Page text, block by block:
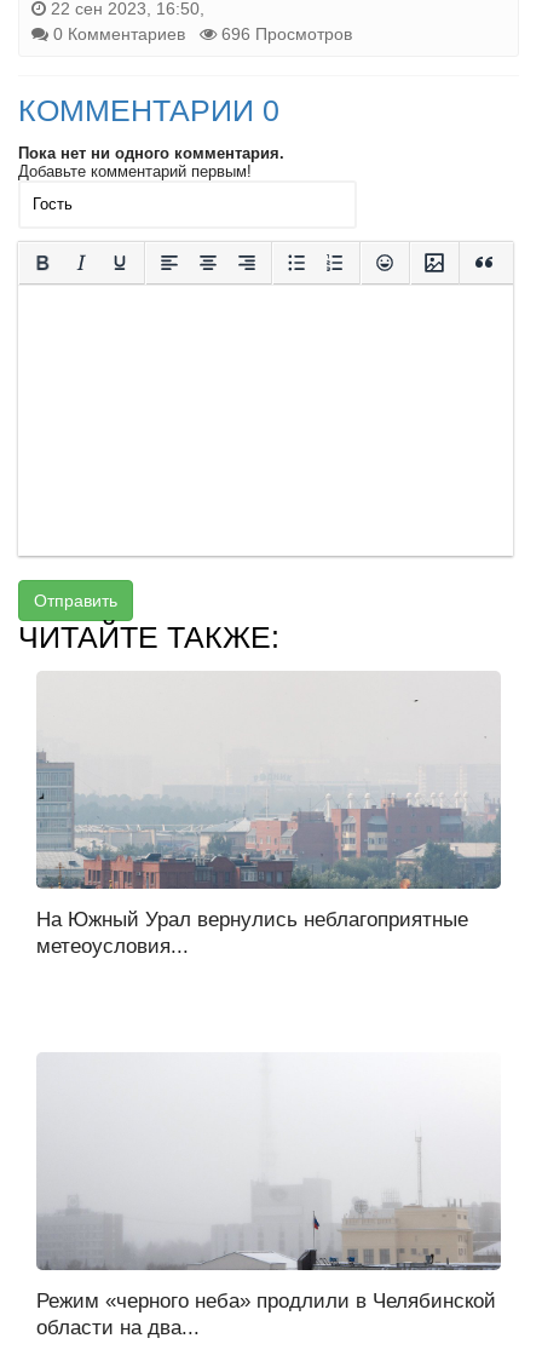
22 сен 2023, 16:50,
0 Комментариев
696 Просмотров
КОММЕНТАРИИ 0
Пока нет ни одного комментария.
Добавьте комментарий первым!
Отправить
ЧИТАЙТЕ ТАКЖЕ:
На Южный Урал вернулись неблагоприятные
метеоусловия...
Режим «черного неба» продлили в Челябинской
области на два...